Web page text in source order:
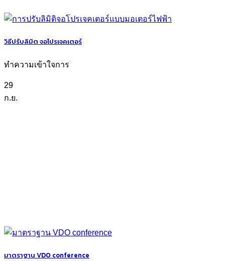
วิธีปรับลิมิต จอโปรเจคเตอร์
ทำความเข้าใจการ
29
ก.ย.
มาตราฐาน VDO conference